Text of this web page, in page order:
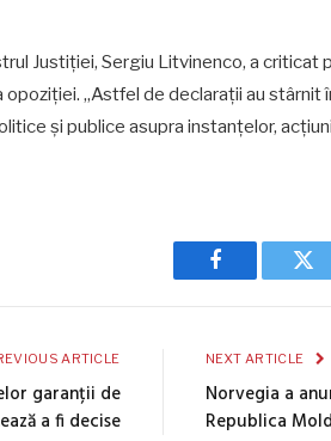
Justiției, Sergiu Litvinenco, a criticat
„Astfel de declarații au stârnit
și publice asupra instanțelor,
Facebook
ARTICLE
garanții de
a fi decise
NEXT ARTICLE
Norvegia a
Republica